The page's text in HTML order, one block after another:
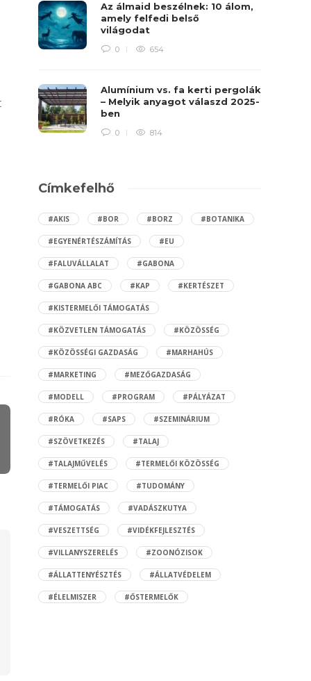
Az álmaid beszélnek: 10 álom,
amely felfedi belső
világodat
0 654
Alumínium vs. fa kerti pergolák
– Melyik anyagot válaszd 2025-
ben
0 814
Címkefelhő
#AKIS #BOR #BORZ #BOTANIKA
#EGYENÉRTÉSZÁMÍTÁS #EU
#FALUVÁLLALAT #GABONA
#GABONA ABC #KAP #KERTÉSZET
#KISTERMELŐI TÁMOGATÁS
#KÖZVETLEN TÁMOGATÁS #KÖZÖSSÉG
#KÖZÖSSÉGI GAZDASÁG #MARHAHÚS
#MARKETING #MEZŐGAZDASÁG
#MODELL #PROGRAM #PÁLYÁZAT
#RÓKA #SAPS #SZEMINÁRIUM
#SZÖVETKEZÉS #TALAJ
#TALAJMŰVELÉS #TERMELŐI KÖZÖSSÉG
#TERMELŐI PIAC #TUDOMÁNY
#TÁMOGATÁS #VADÁSZKUTYA
#VESZETTSÉG #VIDÉKFEJLESZTÉS
#VILLANYSZERELÉS #ZOONÓZISOK
#ÁLLATTENYÉSZTÉS #ÁLLATVÉDELEM
#ÉLELMISZER #ŐSTERMELŐK